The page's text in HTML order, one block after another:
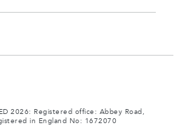
2026: Registered office: Abbey Road,
in England No: 1672070